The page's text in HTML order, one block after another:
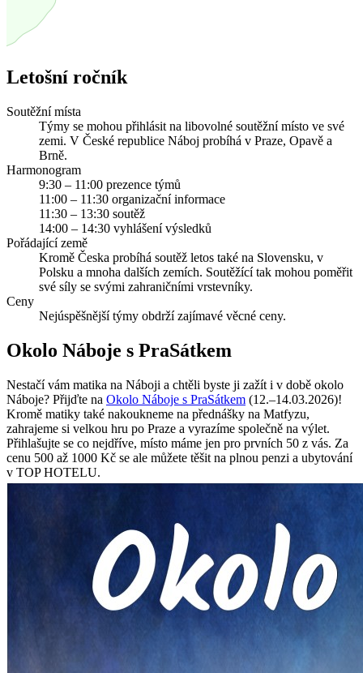
Letošní ročník
Soutěžní místa
Týmy se mohou přihlásit na libovolné soutěžní místo ve své
zemi. V České republice Náboj probíhá v Praze, Opavě a
Brně.
Harmonogram
9:30 – 11:00 prezence týmů
11:00 – 11:30 organizační informace
11:30 – 13:30 soutěž
14:00 – 14:30 vyhlášení výsledků
Pořádající země
Kromě Česka probíhá soutěž letos také na Slovensku, v
Polsku a mnoha dalších zemích. Soutěžící tak mohou poměřit
své síly se svými zahraničními vrstevníky.
Ceny
Nejúspěšnější týmy obdrží zajímavé věcné ceny.
Okolo Náboje s PraSátkem
Nestačí vám matika na Náboji a chtěli byste ji zažít i v době okolo
Náboje? Přijďte na Okolo Náboje s PraSátkem (12.–14.03.2026)!
Kromě matiky také nakoukneme na přednášky na Matfyzu,
zahrajeme si velkou hru po Praze a vyrazíme společně na výlet.
Přihlašujte se co nejdříve, místo máme jen pro prvních 50 z vás. Za
cenu 500 až 1000 Kč se ale můžete těšit na plnou penzi a ubytování
v TOP HOTELU.